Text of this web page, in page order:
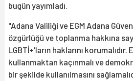
bugün yayımladı.
"Adana Valiliği ve EGM Adana
özgürlüğü ve toplanma hakkına
LGBTİ+'ların haklarını
kullanmaktan kaçınmalı ve
bir şekilde kullanılmasını